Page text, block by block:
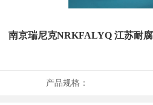
南京瑞尼克NRKFALYQ 江苏耐
产品规格：